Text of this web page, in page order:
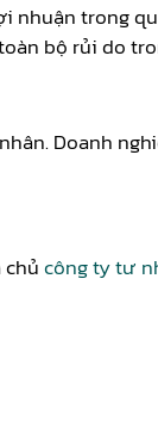
nhuận trong
bộ rủi do
Doanh
công ty tư